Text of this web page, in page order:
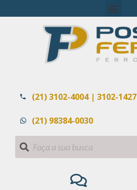
(21) 3102-4004 | 3102-1427
(21) 98384-0030